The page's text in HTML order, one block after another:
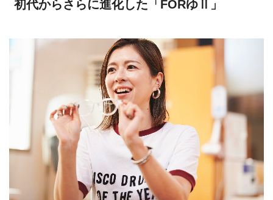
初代からさらに進化した「FORゆⅡ」